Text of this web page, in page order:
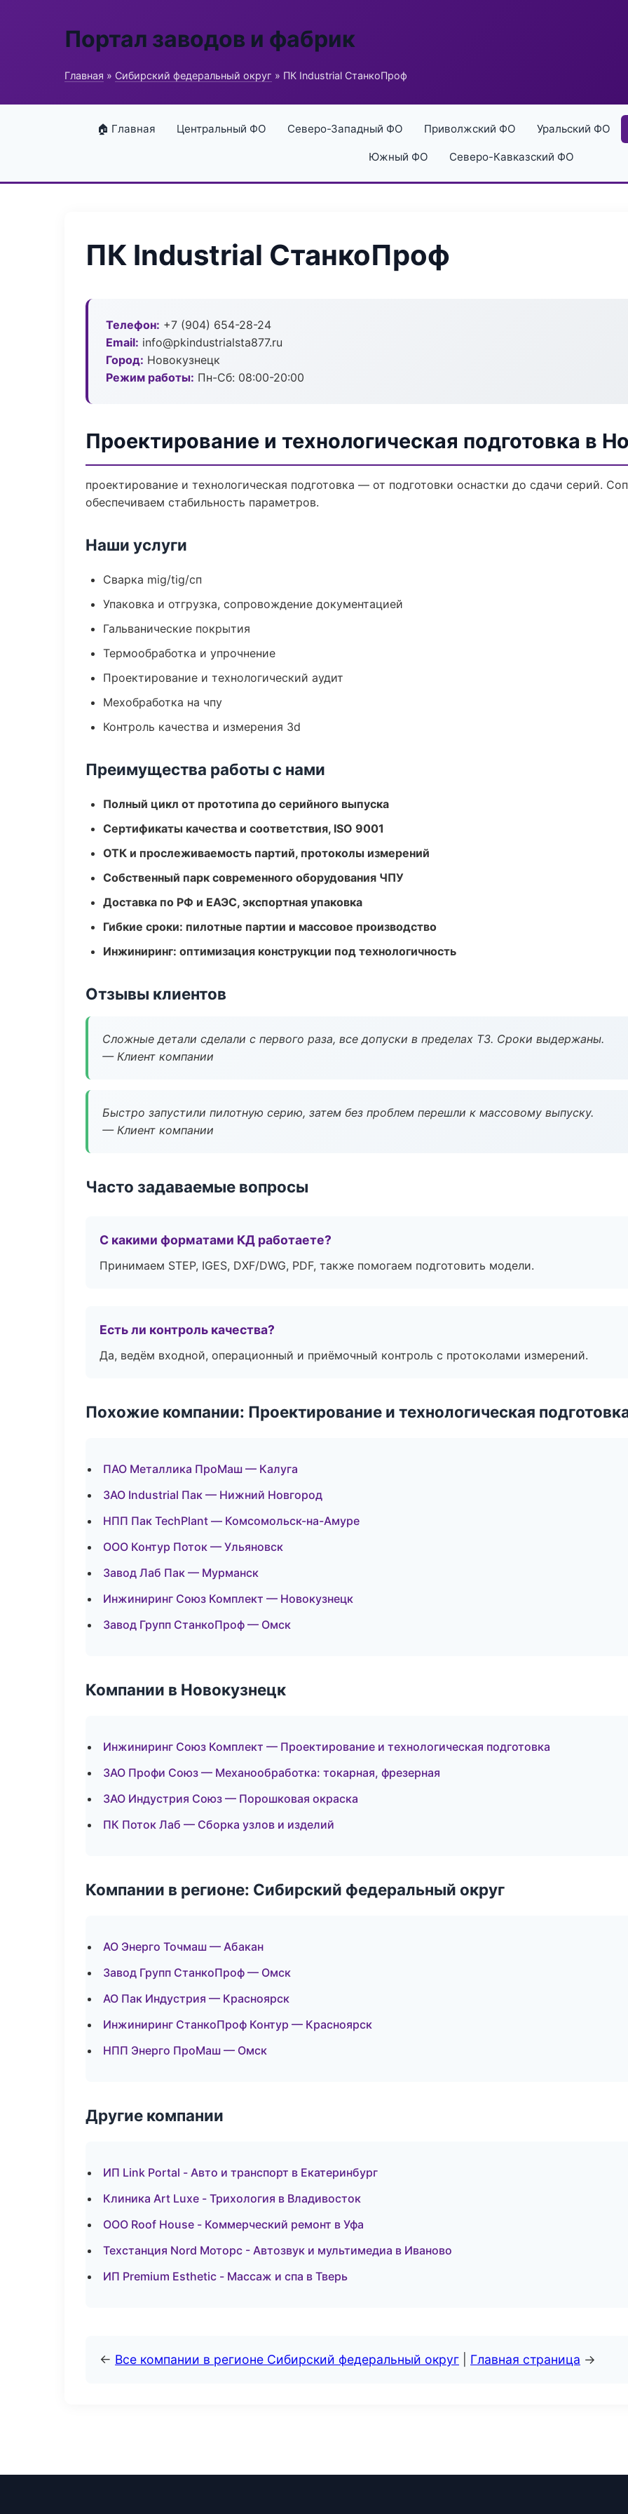
Портал заводов и фабрик
Главная » Сибирский федеральный округ » ПК Industrial СтанкоПроф
🏠 Главная Центральный ФО Северо-Западный ФО Приволжский ФО Уральский ФО
Южный ФО Северо-Кавказский ФО
ПК Industrial СтанкоПроф
Телефон: +7 (904) 654-28-24
Email: info@pkindustrialsta877.ru
Город: Новокузнецк
Режим работы: Пн-Сб: 08:00-20:00
Проектирование и технологическая подготовка в
проектирование и технологическая подготовка — от подготовки оснастки до сдачи серий.
обеспечиваем стабильность параметров.
Наши услуги
Сварка mig/tig/сп
Упаковка и отгрузка, сопровождение документацией
Гальванические покрытия
Термообработка и упрочнение
Проектирование и технологический аудит
Мехобработка на чпу
Контроль качества и измерения 3d
Преимущества работы с нами
Полный цикл от прототипа до серийного выпуска
Сертификаты качества и соответствия, ISO 9001
ОТК и прослеживаемость партий, протоколы измерений
Собственный парк современного оборудования ЧПУ
Доставка по РФ и ЕАЭС, экспортная упаковка
Гибкие сроки: пилотные партии и массовое производство
Инжиниринг: оптимизация конструкции под технологичность
Отзывы клиентов
Сложные детали сделали с первого раза, все допуски в пределах ТЗ. Сроки выдержаны.
— Клиент компании
Быстро запустили пилотную серию, затем без проблем перешли к массовому выпуску.
— Клиент компании
Часто задаваемые вопросы
С какими форматами КД работаете?
Принимаем STEP, IGES, DXF/DWG, PDF, также помогаем подготовить модели.
Есть ли контроль качества?
Да, ведём входной, операционный и приёмочный контроль с протоколами измерений.
Похожие компании: Проектирование и технологическая
ПАО Металлика ПроМаш — Калуга
ЗАО Industrial Пак — Нижний Новгород
НПП Пак TechPlant — Комсомольск-на-Амуре
ООО Контур Поток — Ульяновск
Завод Лаб Пак — Мурманск
Инжиниринг Союз Комплект — Новокузнецк
Завод Групп СтанкоПроф — Омск
Компании в Новокузнецк
Инжиниринг Союз Комплект — Проектирование и технологическая подготовка
ЗАО Профи Союз — Механообработка: токарная, фрезерная
ЗАО Индустрия Союз — Порошковая окраска
ПК Поток Лаб — Сборка узлов и изделий
Компании в регионе: Сибирский федеральный округ
АО Энерго Точмаш — Абакан
Завод Групп СтанкоПроф — Омск
АО Пак Индустрия — Красноярск
Инжиниринг СтанкоПроф Контур — Красноярск
НПП Энерго ПроМаш — Омск
Другие компании
ИП Link Portal - Авто и транспорт в Екатеринбург
Клиника Art Luxe - Трихология в Владивосток
ООО Roof House - Коммерческий ремонт в Уфа
Техстанция Nord Моторс - Автозвук и мультимедиа в Иваново
ИП Premium Esthetic - Массаж и спа в Тверь
← Все компании в регионе Сибирский федеральный округ Главная страница →